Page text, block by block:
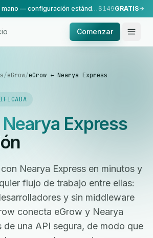
Configuración llave en mano — configuración estándar, realizada por nuestro equipo.$149GRATIS
Comenzar
/eGrow/eGrow + Nearya Express
Nearya Express
Nearya Express en minutos y
flujo de trabajo entre ellas:
y sin middleware
conecta eGrow y Nearya
de una API segura, de modo que